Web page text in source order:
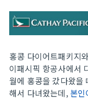
홍콩 다이어트패키지
이패시픽 항공사에서
월에 홍콩을 갔다왔을
해서 다녀왔는데, 본